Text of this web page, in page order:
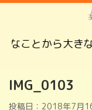
とから大きな
IMG_0103
投稿日： 2018年7月